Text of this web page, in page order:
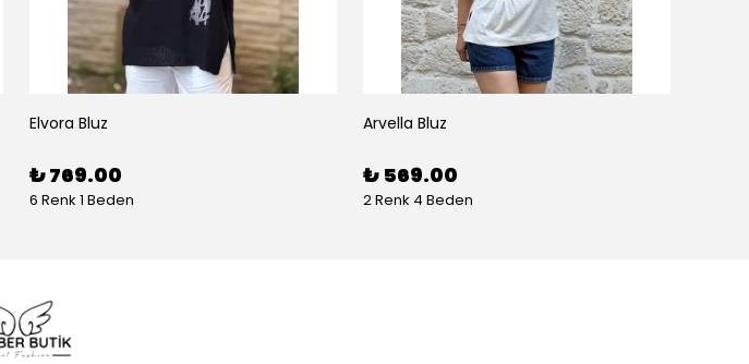
Elvora Bluz
₺ 769.00
6 Renk 1 Beden
Arvella Bluz
₺ 569.00
2 Renk 4 Beden